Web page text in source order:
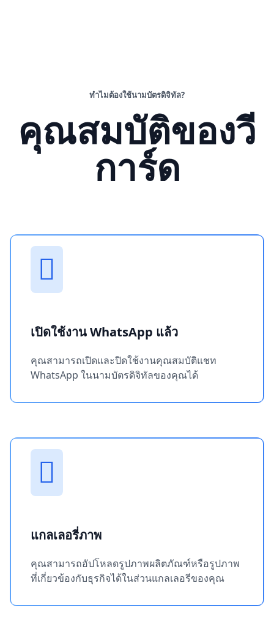
ทำไมต้องใช้นามบัตรดิจิทัล?
คุณสมบัติของวี
การ์ด
เปิดใช้งาน WhatsApp แล้ว
คุณสามารถเปิดและปิดใช้งานคุณสมบัติแชท
WhatsApp ในนามบัตรดิจิทัลของคุณได้
แกลเลอรี่ภาพ
คุณสามารถอัปโหลดรูปภาพผลิตภัณฑ์หรือรูปภาพ
ที่เกี่ยวข้องกับธุรกิจได้ในส่วนแกลเลอรีของคุณ